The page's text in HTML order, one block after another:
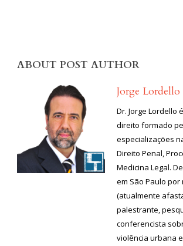
ABOUT POST AUTHOR
Jorge Lordello
Dr. Jorge Lordello
direito formado
especializações
Direito Penal,
Medicina Legal.
em São Paulo por
(atualmente
palestrante,
conferencista
violência urbana